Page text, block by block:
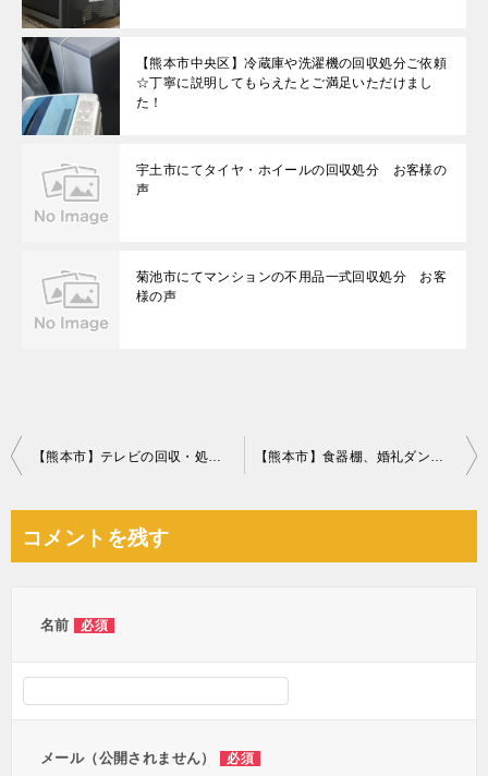
【熊本市中央区】冷蔵庫や洗濯機の回収処分ご依頼
☆丁寧に説明してもらえたとご満足いただけまし
た！
宇土市にてタイヤ・ホイールの回収処分 お客様の
声
菊池市にてマンションの不用品一式回収処分 お客
様の声
投
ビ
ョ
【熊本市】テレビの回収・処分ご依頼 お客様の声 【熊本市】食器棚、婚礼ダンスの回収・処分ご依頼 お客様の声
コメントを残す
名前 必須
メール（公開されません） 必須